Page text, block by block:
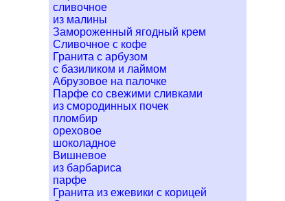
сливочное
из малины
Замороженный ягодный крем
Сливочное с кофе
Гранита с арбузом
с базиликом и лаймом
Абрузовое на палочке
Парфе со свежими сливками
из смородинных почек
пломбир
ореховое
шоколадное
Вишневое
из барбариса
парфе
Гранита из ежевики с корицей